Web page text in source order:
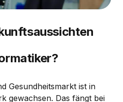
Gesundheitsmarkt ist in
gewachsen. Das fängt bei